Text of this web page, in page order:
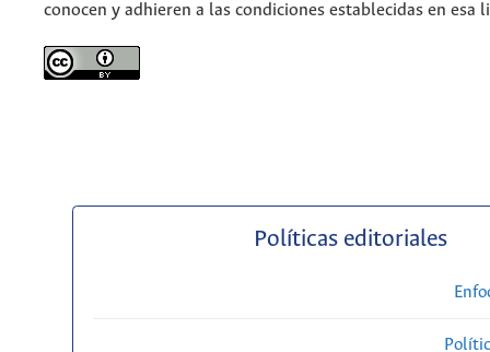
conocen y adhieren a las condiciones establecidas en esa
Políticas editoriales